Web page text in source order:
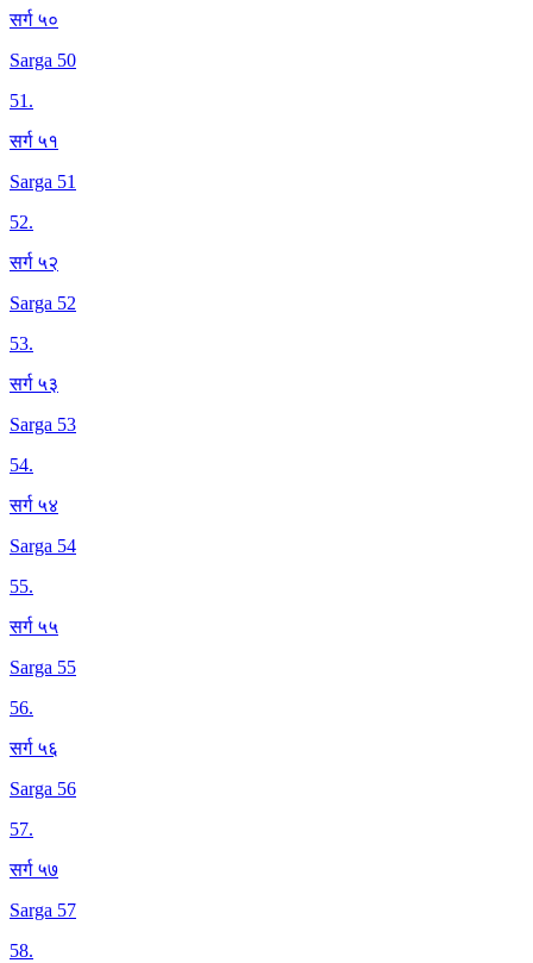
सर्ग ५०
Sarga 50
51.
सर्ग ५१
Sarga 51
52.
सर्ग ५२
Sarga 52
53.
सर्ग ५३
Sarga 53
54.
सर्ग ५४
Sarga 54
55.
सर्ग ५५
Sarga 55
56.
सर्ग ५६
Sarga 56
57.
सर्ग ५७
Sarga 57
58.